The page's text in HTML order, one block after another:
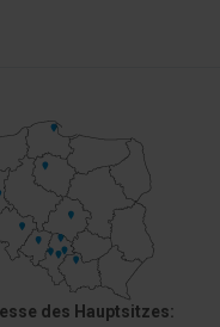
des Hauptsitzes: